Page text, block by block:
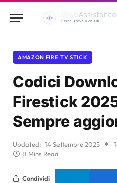
AMAZON FIRE TV STICK
Codici
Firestick
Sempre
Updated: 14 Settembre 2025
11 Mins Read
Condividi